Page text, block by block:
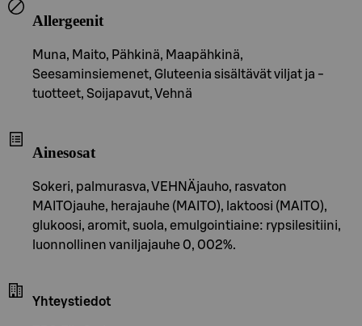
Allergeenit
Muna, Maito, Pähkinä, Maapähkinä,
Seesaminsiemenet, Gluteenia sisältävät viljat ja -
tuotteet, Soijapavut, Vehnä
Ainesosat
Sokeri, palmurasva, VEHNÄjauho, rasvaton
MAITOjauhe, herajauhe (MAITO), laktoosi (MAITO),
glukoosi, aromit, suola, emulgointiaine: rypsilesitiini,
luonnollinen vaniljajauhe 0, 002%.
Yhteystiedot